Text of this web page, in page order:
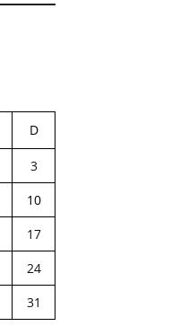
D
3
10
17
24
31